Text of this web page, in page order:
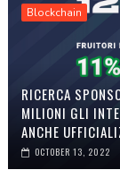
Blockchain
RICERCA
MILIONI GLI
ANCHE
OCTOBER 13, 2022